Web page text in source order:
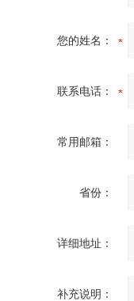
您的姓名：
联系电话：
常用邮箱：
省份：
详细地址：
补充说明：